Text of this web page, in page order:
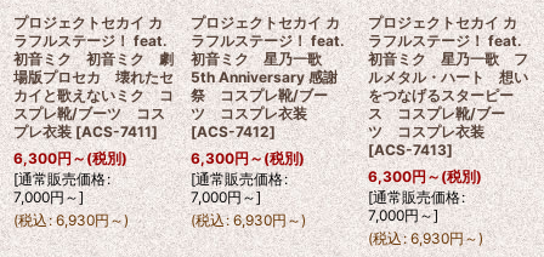
プロジェクトセカイ カ
ラフルステージ！ feat.
初音ミク 初音ミク 劇
場版プロセカ 壊れたセ
カイと歌えないミク コ
スプレ靴/ブーツ コス
プレ衣装 [ACS-7411]
6,300円～(税別)
[通常販売価格:
7,000円～]
(税込: 6,930円～)
プロジェクトセカイ カ
ラフルステージ！ feat.
初音ミク 星乃一歌
5th Anniversary 感謝
祭 コスプレ靴/ブー
ツ コスプレ衣装
[ACS-7412]
6,300円～(税別)
[通常販売価格:
7,000円～]
(税込: 6,930円～)
プロジェクトセカイ カ
ラフルステージ！ feat.
初音ミク 星乃一歌 フ
ルメタル・ハート 想い
をつなげるスターピー
ス コスプレ靴/ブー
ツ コスプレ衣装
[ACS-7413]
6,300円～(税別)
[通常販売価格:
7,000円～]
(税込: 6,930円～)